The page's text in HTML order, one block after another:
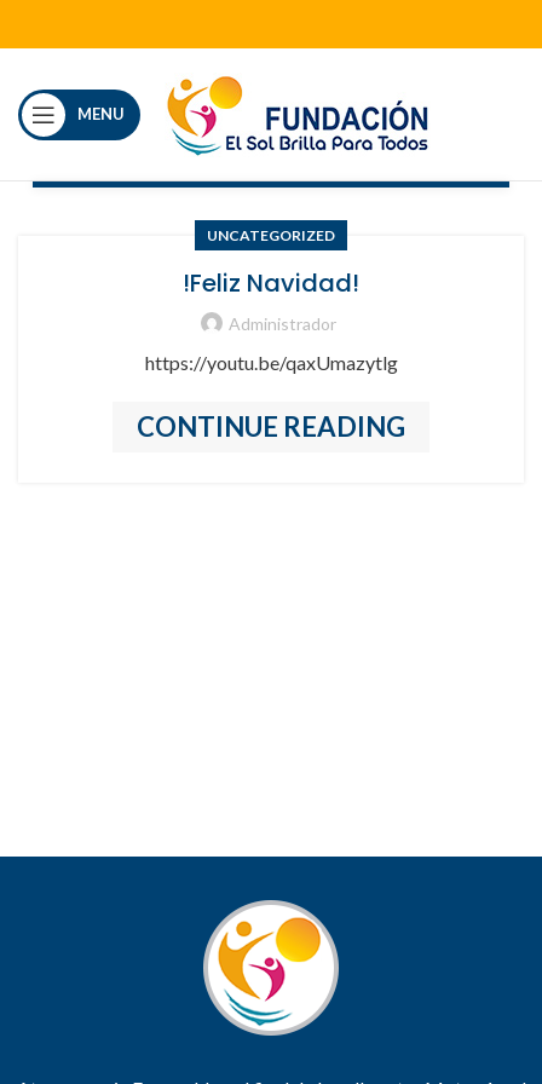
MENU
UNCATEGORIZED
!Feliz Navidad!
Administrador
https://youtu.be/qaxUmazytlg
CONTINUE READING